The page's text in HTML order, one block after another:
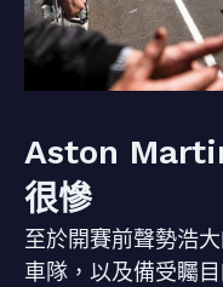
Aston
很慘
至於開賽前聲勢浩
車隊，以及備受矚